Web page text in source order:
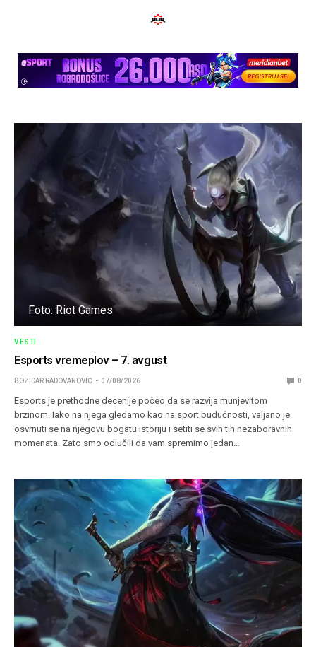
Foto: Riot Games
VESTI
Esports vremeplov – 7. avgust
BOZIDAR RADOVANOVIC 07/08/2026 0
Esports je prethodne decenije počeo da se razvija munjevitom
brzinom. Iako na njega gledamo kao na sport budućnosti, valjano je
osvrnuti se na njegovu bogatu istoriju i setiti se svih tih nezaboravnih
momenata. Zato smo odlučili da vam spremimo jedan…